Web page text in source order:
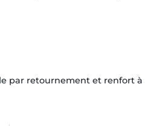
par retournement et renfort à